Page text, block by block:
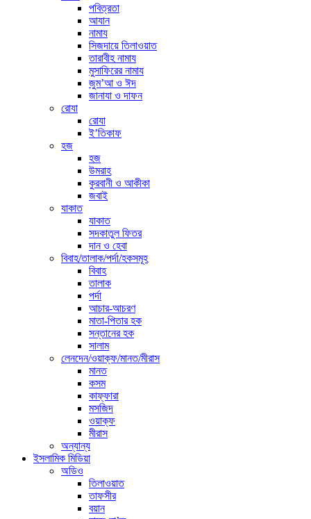
পবিত্রতা
আযান
নামায
সিজদায়ে তিলাওয়াত
তারাবীহ নামায
মুসাফিরের নামায
জুম’আ ও ঈদ
জানাযা ও দাফন
রোযা
রোযা
ই’তিকাফ
হজ
হজ
উমরাহ
কুরবানী ও আকীকা
জবাই
যাকাত
যাকাত
সদকাতুল ফিতর
দান ও হেবা
বিবাহ/তালাক/পর্দা/হকসমূহ
বিবাহ
তালাক
পর্দা
আচার-আচরণ
মাতা-পিতার হক
সন্তানের হক
সালাম
লেনদেন/ওয়াক্ফ/মানত/মীরাস
মানত
কসম
কাফ্ফারা
মসজিদ
ওয়াক্ফ
মীরাস
অন্যান্য
ইসলামিক মিডিয়া
অডিও
তিলাওয়াত
তাফসীর
বয়ান